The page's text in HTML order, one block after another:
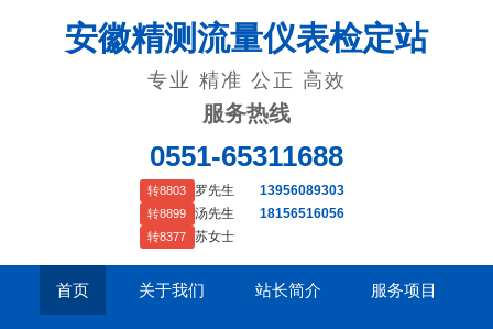
安徽精测流量仪表检定站
专业 精准 公正 高效
服务热线
0551-65311688
转8803 罗先生 13956089303
转8899 汤先生 18156516056
转8377 苏女士
首页 关于我们 站长简介 服务项目